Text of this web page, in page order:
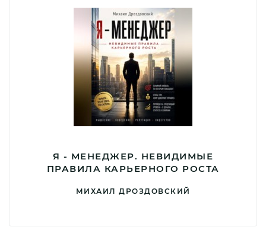
Я - МЕНЕДЖЕР. НЕВИДИМЫЕ
ПРАВИЛА КАРЬЕРНОГО РОСТА
МИХАИЛ ДРОЗДОВСКИЙ